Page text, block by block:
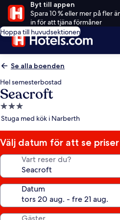
Byt till appen
Spara 10 % eller mer på fler
in för att tjäna förmåner
Hoppa till huvudsektionen
Se alla boenden
Hel semesterbostad
Seacroft
3.0-
stjärnigt
Stuga med kök i Narberth
Välj datum för att se priser
Vart reser du?
Datum